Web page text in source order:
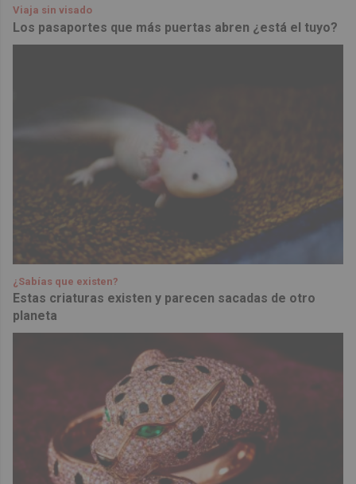
Viaja sin visado
Los pasaportes que más puertas abren ¿está el tuyo?
¿Sabías que existen?
Estas criaturas existen y parecen sacadas de otro
planeta